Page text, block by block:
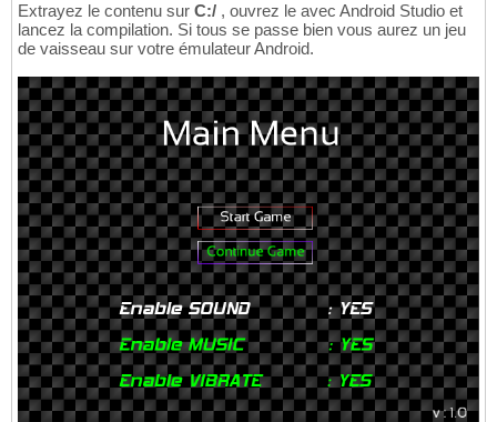
Extrayez le contenu sur C:/ , ouvrez le avec Android Studio et
lancez la compilation. Si tous se passe bien vous aurez un jeu
de vaisseau sur votre émulateur Android.